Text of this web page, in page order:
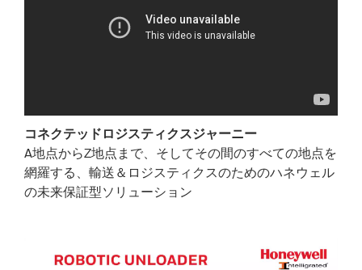
コネクテッドロジスティクスジャーニー
A地点からZ地点まで、そしてその間のすべての地点を
網羅する、輸送＆ロジスティクスのためのハネウェル
の未来保証型ソリューション